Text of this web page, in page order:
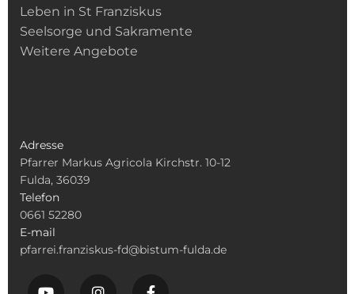
Leben in St Franziskus
Seelsorge und Sakramente
Weitere Angebote
Adresse
Pfarrer Markus Agricola Kirchstr. 10-12
Fulda, 36039
Telefon
0661 52280
E-mail
pfarrei.franziskus-fd@bistum-fulda.de